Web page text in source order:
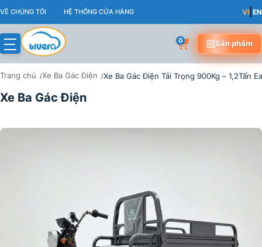
Skip
to
content
VỀ CHÚNG TÔI HỆ THỐNG CỬA HÀNG VI EN
0 Sản phẩm
Xe Ba Gác Điện
Trang chủ Xe Ba Gác Điện Xe Ba Gác Điện Tải Trọng 900Kg – 1,2Tấn
-7%